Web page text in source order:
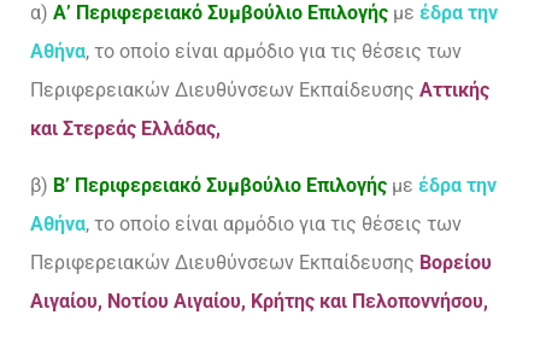
α) Α’ Περιφερειακό Συμβούλιο Επιλογής με έδρα την
Αθήνα, το οποίο είναι αρμόδιο για τις θέσεις των
Περιφερειακών Διευθύνσεων Εκπαίδευσης Αττικής
και Στερεάς Ελλάδας,
β) Β’ Περιφερειακό Συμβούλιο Επιλογής με έδρα την
Αθήνα, το οποίο είναι αρμόδιο για τις θέσεις των
Περιφερειακών Διευθύνσεων Εκπαίδευσης Βορείου
Αιγαίου, Νοτίου Αιγαίου, Κρήτης και Πελοποννήσου,